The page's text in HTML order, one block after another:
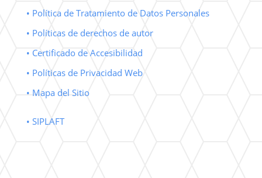
• Política de Tratamiento de Datos Personales
• Políticas de derechos de autor
• Certificado de Accesibilidad
• Políticas de Privacidad Web
• Mapa del Sitio
• SIPLAFT